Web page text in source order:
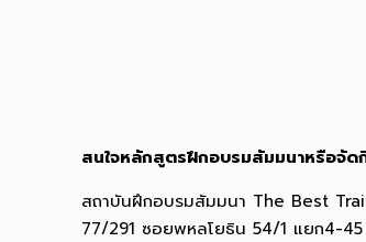
สนใจหลักสูตรฝึกอบรมสัมมนาหรือจัด
สถาบันฝึกอบรมสัมมนา The Best
77/291 ซอยพหลโยธิน 54/1 แยก4-45